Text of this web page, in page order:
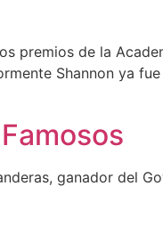
premios de la
Shannon ya
ganador del